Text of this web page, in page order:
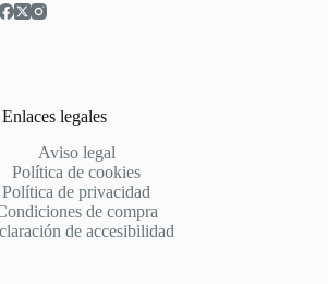
Enlaces legales
Aviso legal
Política de cookies
Política de privacidad
de compra
de accesibilidad